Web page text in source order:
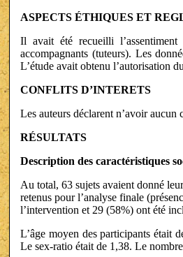
ASPECTS ÉTHIQUES ET
Il avait été recueilli
accompagnants (tuteurs). Les
L’étude avait obtenu l’autorisation
CONFLITS D’INTERETS
Les auteurs déclarent n’avoir aucun
RÉSULTATS
Description des caractéristiques
Au total, 63 sujets avaient donné
retenus pour l’analyse finale
l’intervention et 29 (58%) ont été
L’âge moyen des participants était
Le sex-ratio était de 1,38. Le